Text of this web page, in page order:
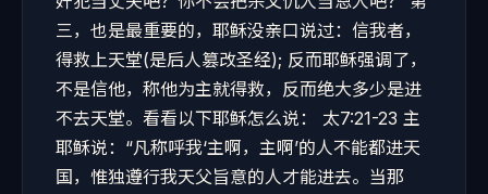
三，也是最重要的，耶稣没亲口说过：信我者，
得救上天堂(是后人篡改圣经); 反而耶稣强调了，
不是信他，称他为主就得救，反而绝大多少是进
不去天堂。看看以下耶稣怎么说： 太7:21-23 主
耶稣说：“凡称呼我‘主啊，主啊’的人不能都进天
国，惟独遵行我天父旨意的人才能进去。当那